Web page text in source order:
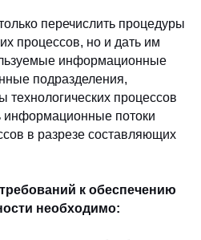
перечислить процедуры
процессов, но и дать им
информационные
подразделения,
технологических процессов
информационные потоки
в разрезе составляющих
к обеспечению
необходимо: